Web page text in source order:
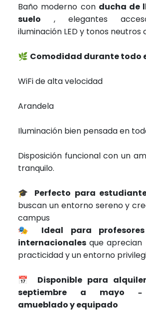
Baño moderno con ducha de
suelo , elegantes
iluminación LED y tonos neutros
🌿 Comodidad durante todo
WiFi de alta velocidad
Arandela
Iluminación bien pensada en
Disposición funcional con un
tranquilo.
🎓 Perfecto para
buscan un entorno sereno y
campus
🎭 Ideal para
internacionales que aprecian
practicidad y un entorno
📅 Disponible para
septiembre a mayo –
amueblado y equipado